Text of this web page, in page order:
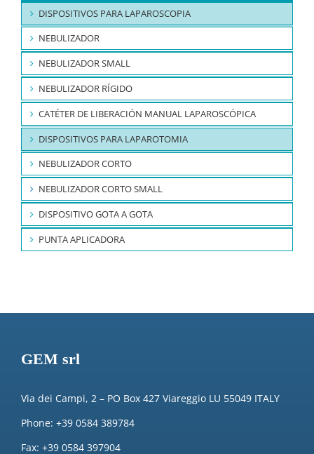
DISPOSITIVOS PARA LAPAROSCOPIA
NEBULIZADOR
NEBULIZADOR SMALL
NEBULIZADOR RÍGIDO
CATÉTER DE LIBERACIÓN MANUAL LAPAROSCÓPICA
DISPOSITIVOS PARA LAPAROTOMIA
NEBULIZADOR CORTO
NEBULIZADOR CORTO SMALL
DISPOSITIVO GOTA A GOTA
PUNTA APLICADORA
GEM srl
Via dei Campi, 2 – PO Box 427 Viareggio LU 55049 ITALY
Phone: +39 0584 389784
Fax: +39 0584 397904